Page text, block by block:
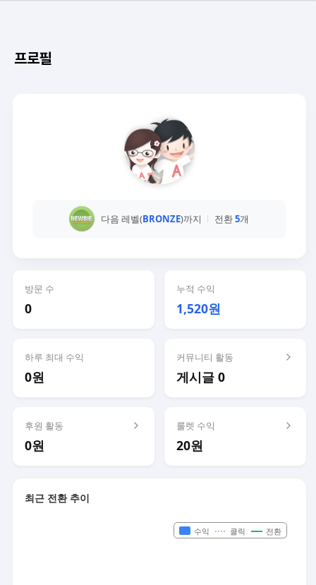
프로필
다음 레벨(BRONZE)까지 전환5개
방문 수
0
누적 수익
1,520원
하루 최대 수익
0원
커뮤니티 활동
게시글 0
후원 활동
0원
룰렛 수익
20원
최근 전환 추이